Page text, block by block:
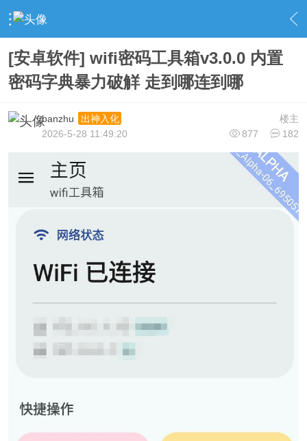
› 社区广场 › 手机软件 › 内容
[安卓软件] wifi密码工具箱v3.0.0 内置
密码字典暴力破觧 走到哪连到哪
楼主
banzhu
出神入化
877
182
2026-5-28 11:49:20